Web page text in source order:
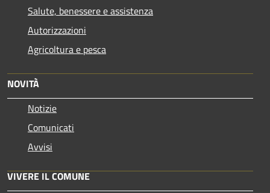
Salute, benessere e assistenza
Autorizzazioni
Agricoltura e pesca
NOVITÀ
Notizie
Comunicati
Avvisi
VIVERE IL COMUNE